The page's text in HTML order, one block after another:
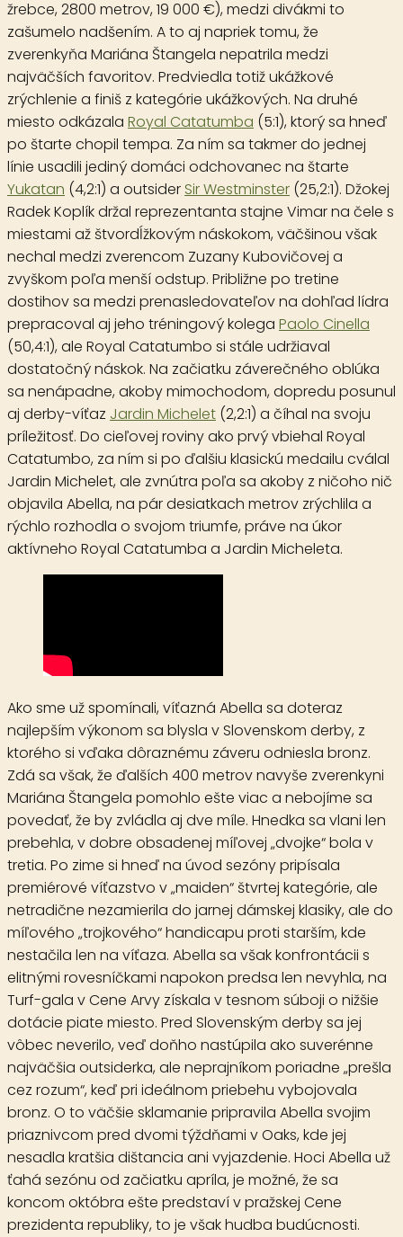
žrebce, 2800 metrov, 19 000 €), medzi divákmi to
zašumelo nadšením. A to aj napriek tomu, že
zverenkyňa Mariána Štangela nepatrila medzi
najväčších favoritov. Predviedla totiž ukážkové
zrýchlenie a finiš z kategórie ukážkových. Na druhé
miesto odkázala Royal Catatumba (5:1), ktorý sa hneď
po štarte chopil tempa. Za ním sa takmer do jednej
línie usadili jediný domáci odchovanec na štarte
Yukatan (4,2:1) a outsider Sir Westminster (25,2:1). Džokej
Radek Koplík držal reprezentanta stajne Vimar na čele s
miestami až štvordĺžkovým náskokom, väčšinou však
nechal medzi zverencom Zuzany Kubovičovej a
zvyškom poľa menší odstup. Približne po tretine
dostihov sa medzi prenasledovateľov na dohľad lídra
prepracoval aj jeho tréningový kolega Paolo Cinella
(50,4:1), ale Royal Catatumbo si stále udržiaval
dostatočný náskok. Na začiatku záverečného oblúka
sa nenápadne, akoby mimochodom, dopredu posunul
aj derby-víťaz Jardin Michelet (2,2:1) a číhal na svoju
príležitosť. Do cieľovej roviny ako prvý vbiehal Royal
Catatumbo, za ním si po ďalšiu klasickú medailu cválal
Jardin Michelet, ale zvnútra poľa sa akoby z ničoho nič
objavila Abella, na pár desiatkach metrov zrýchlila a
rýchlo rozhodla o svojom triumfe, práve na úkor
aktívneho Royal Catatumba a Jardin Micheleta.
Ako sme už spomínali, víťazná Abella sa doteraz
najlepším výkonom sa blysla v Slovenskom derby, z
ktorého si vďaka dôraznému záveru odniesla bronz.
Zdá sa však, že ďalších 400 metrov navyše zverenkyni
Mariána Štangela pomohlo ešte viac a nebojíme sa
povedať, že by zvládla aj dve míle. Hnedka sa vlani len
prebehla, v dobre obsadenej míľovej „dvojke“ bola v
tretia. Po zime si hneď na úvod sezóny pripísala
premiérové víťazstvo v „maiden“ štvrtej kategórie, ale
netradične nezamierila do jarnej dámskej klasiky, ale do
míľového „trojkového“ handicapu proti starším, kde
nestačila len na víťaza. Abella sa však konfrontácii s
elitnými rovesníčkami napokon predsa len nevyhla, na
Turf-gala v Cene Arvy získala v tesnom súboji o nižšie
dotácie piate miesto. Pred Slovenským derby sa jej
vôbec neverilo, veď doňho nastúpila ako suverénne
najväčšia outsiderka, ale neprajníkom poriadne „prešla
cez rozum“, keď pri ideálnom priebehu vybojovala
bronz. O to väčšie sklamanie pripravila Abella svojim
priaznivcom pred dvomi týždňami v Oaks, kde jej
nesadla kratšia dištancia ani vyjazdenie. Hoci Abella už
ťahá sezónu od začiatku apríla, je možné, že sa
koncom októbra ešte predstaví v pražskej Cene
prezidenta republiky, to je však hudba budúcnosti.